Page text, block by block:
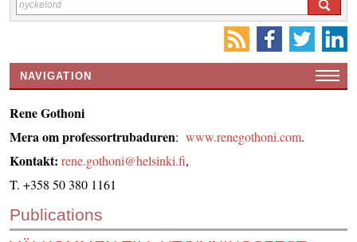
NAVIGATION
INS HEMSIDOR
Rene Gothoni
Mera om professortrubaduren: www.renegothoni.com.
Kontakt: rene.gothoni@helsinki.fi,
T. +358 50 380 1161
Publications